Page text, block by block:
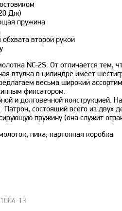
Дж)
пружина
второй рукой
NC-2S. От отличается
втулка в цилиндре имеет
весьма широкий
фиксатором.
и долговечной конструкцией.
состоящий всего из двух
пружину (она служит
пика, картонная коробка
13